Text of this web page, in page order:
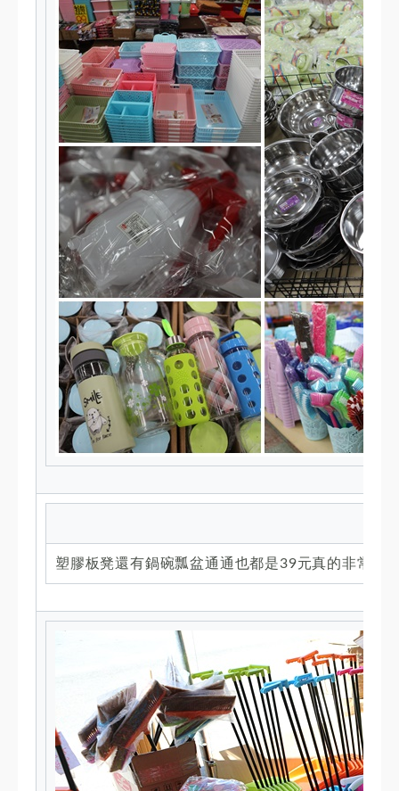
塑膠板凳還有鍋碗瓢盆通通也都是39元真的非常誇